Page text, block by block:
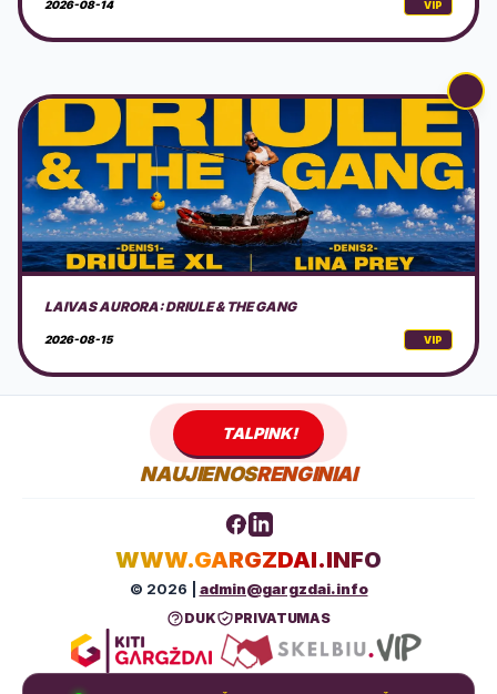
TALPINK!
NAUJIENOSRENGINIAI
WWW.GARGZDAI.INFO
© 2026 |admin@gargzdai.info
DUK PRIVATUMAS